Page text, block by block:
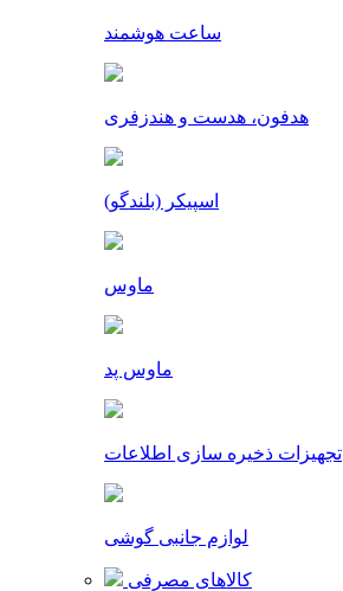
ساعت هوشمند
هدفون، هدست و هندزفری
اسپیکر (بلندگو)
ماوس
ماوس پد
تجهیزات ذخیره سازی اطلاعات
لوازم جانبی گوشی
کالاهای مصرفی